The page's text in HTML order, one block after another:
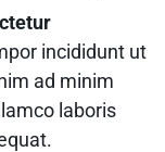
incididunt ut
ad minim
laboris